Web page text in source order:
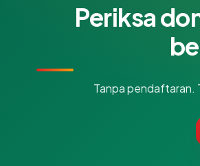
Periksa
Tanpa pendaftaran.